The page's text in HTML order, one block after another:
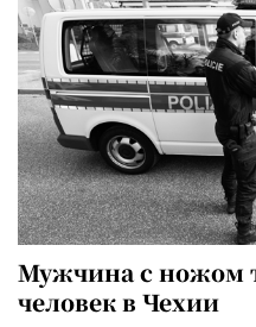
Мужчина с ножом
человек в Чехии